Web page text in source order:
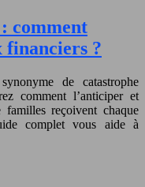
comment
financiers ?
de catastrophe
comment l’anticiper et
reçoivent chaque
complet vous aide à